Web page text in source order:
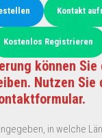
Kontakt
Kostenlos Registrieren
können Sie
Nutzen Sie
in welche